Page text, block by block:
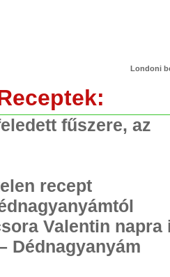
Londoni
fűszere, az
recept
Valentin napra
Dédnagyanyám